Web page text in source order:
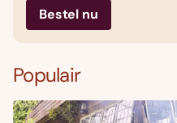
Bestel nu
Populair